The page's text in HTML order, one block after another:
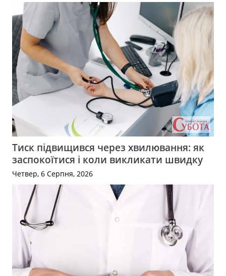
Тиск підвищився через хвилювання: як
заспокоїтися і коли викликати швидку
Четвер, 6 Серпня, 2026